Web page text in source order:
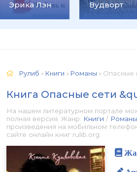
Эрика Лэн
Вудворт
Рулиб » Книги » Романы » Опасные
Книга Опасные сети
На нашем литературном портале
полная версия. Жанр: Книги / Романы
произведения на мобильном
сайте онлайн книг rulib.org.